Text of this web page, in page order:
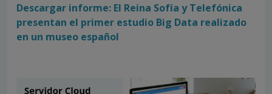
Descargar informe: El Reina Sofía y Telefónica
presentan el primer estudio Big Data realizado
en un museo español